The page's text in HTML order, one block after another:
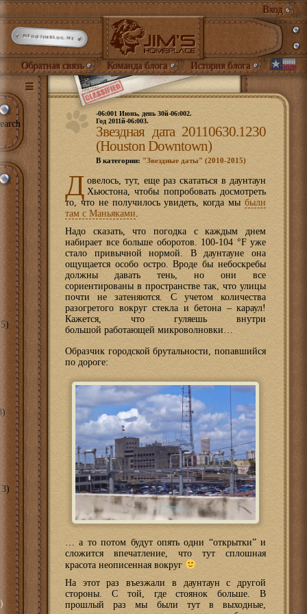
Вход
INFO@JIMBLOG.ME
Обратная связь Команда блога История блога
-06:001 Июнь, день 30й-06:002.
Год 2011й-06:003.
Звездная дата 20110630.1230
(Houston Downtown)
В категории: "Звездные даты" (2010-2015)
Д овелось, тут, еще раз скататься в даунтаун
Хьюстона, чтобы попробовать досмотреть
то, что не получилось увидеть, когда мы были
там с Маньяками.
Надо сказать, что погодка с каждым днем
набирает все больше оборотов. 100-104 °F уже
стало привычной нормой. В даунтауне она
ощущается особо остро. Вроде бы небоскребы
должны давать тень, но они все
сориентированы в пространстве так, что улицы
почти не затеняются. С учетом количества
разогретого вокруг стекла и бетона – караул!
Кажется, что гуляешь внутри
большой работающей микроволновки…
Образчик городской брутальности, попавшийся
по дороге:
… а то потом будут опять одни “открытки” и
сложится впечатление, что тут сплошная
красота неописенная вокруг
На этот раз въезжали в даунтаун с другой
стороны. С той, где стоянок больше. В
прошлый раз мы были тут в выходные,